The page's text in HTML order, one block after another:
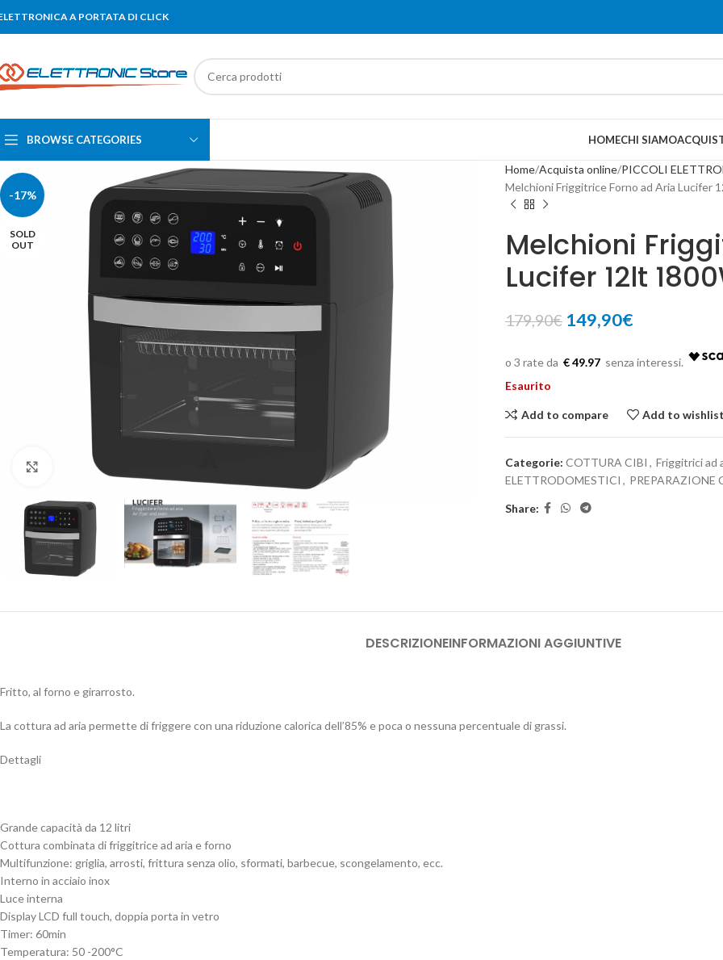
A PORTATA DI CLICK
BROWSE CATEGORIES HOMECHI SIAMO
-17%
SOLD
OUT
Click to enlarge
Home Acquista online PICCOLI
Melchioni Friggitrice Forno ad Aria Lucifer
Melchioni
Lucifer 12lt
179,90€ 149,90€
€ 49.97
Esaurito
Add to compare Add to wishlist
Categorie: COTTURA CIBI , Friggitrici ad
ELETTRODOMESTICI , PREPARAZIONE
Share:
DESCRIZIONEINFORMAZIONI AGGIUNTIVE
Fritto, al forno e girarrosto.
La cottura ad aria permette di friggere con una riduzione calorica dell’85% e poca o nessuna percentuale di grassi.
Dettagli
Grande capacità da 12 litri
Cottura combinata di friggitrice ad aria e forno
Multifunzione: griglia, arrosti, frittura senza olio, sformati, barbecue, scongelamento, ecc.
Interno in acciaio inox
Luce interna
Display LCD full touch, doppia porta in vetro
Timer: 60min
Temperatura: 50 -200°C